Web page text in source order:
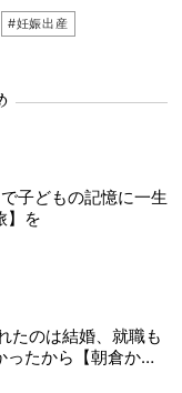
#妊娠出産
子どもの記憶に一生
】を
たのは結婚、就職も
たから【朝倉かす